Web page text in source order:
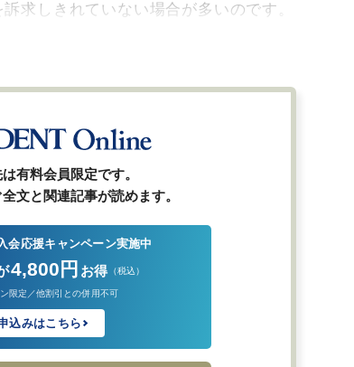
求しきれていない場合が多いのです。
有料会員限定です。
文と関連記事が読めます。
会応援キャンペーン実施中
4,800円 お得 （税込）
限定／他割引との併用不可
込みはこちら